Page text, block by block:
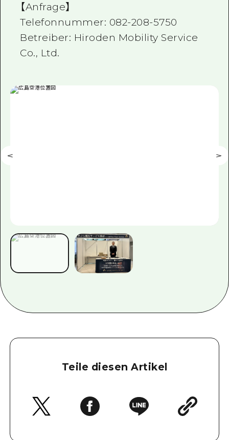
【Anfrage】
Telefonnummer: 082-208-5750
Betreiber: Hiroden Mobility Service
Co., Ltd.
Teile diesen Artikel